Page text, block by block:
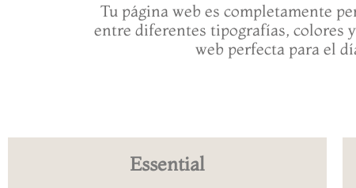
Tu página web es completamente
entre diferentes tipografías, colores
web perfecta para el
Essential